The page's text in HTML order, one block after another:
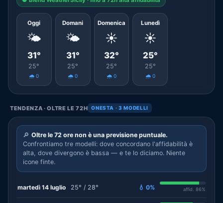
Oggi
🌤️
31°
25°
🌧️ 0
Domani
🌤️
31°
25°
🌧️ 0
Domenica
☀️
32°
25°
🌧️ 0
Lunedì
☀️
25°
25°
🌧️ 0
TENDENZA · OLTRE LE 72H ONESTA · 3 MODELLI
🔎 Oltre le 72 ore non è una previsione puntuale.
Confrontiamo tre modelli: dove concordano l'affidabilità è
alta, dove divergono è bassa — e te lo diciamo. Niente
icone finte.
martedì 14 luglio 25° / 28° 💧 0% affid. 86%